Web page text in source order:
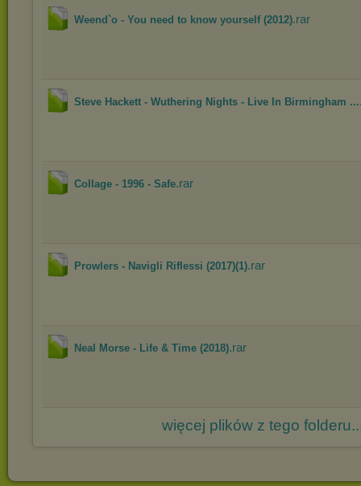
Weend`o - You need to know yourself (2012).rar
Steve Hackett - Wuthering Nights - Live In Birmingham ...
Collage - 1996 - Safe.rar
Prowlers - Navigli Riflessi (2017)(1).rar
Neal Morse - Life & Time (2018).rar
więcej plików z tego